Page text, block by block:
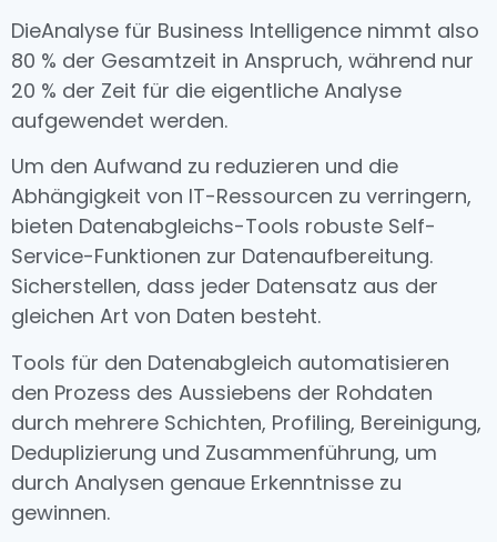
DieAnalyse für Business Intelligence nimmt also
80 % der Gesamtzeit in Anspruch, während nur
20 % der Zeit für die eigentliche Analyse
aufgewendet werden.
Um den Aufwand zu reduzieren und die
Abhängigkeit von IT-Ressourcen zu verringern,
bieten Datenabgleichs-Tools robuste Self-
Service-Funktionen zur Datenaufbereitung.
Sicherstellen, dass jeder Datensatz aus der
gleichen Art von Daten besteht.
Tools für den Datenabgleich automatisieren
den Prozess des Aussiebens der Rohdaten
durch mehrere Schichten, Profiling, Bereinigung,
Deduplizierung und Zusammenführung, um
durch Analysen genaue Erkenntnisse zu
gewinnen.